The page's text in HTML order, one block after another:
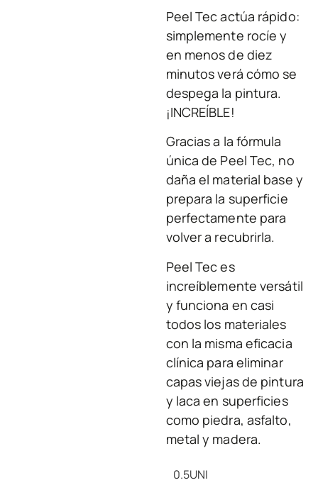
Peel Tec actúa rápido:
simplemente rocíe y
en menos de diez
minutos verá cómo se
despega la pintura.
¡INCREÍBLE!
Gracias a la fórmula
única de Peel Tec, no
daña el material base y
prepara la superficie
perfectamente para
volver a recubrirla.
Peel Tec es
increíblemente versátil
y funciona en casi
todos los materiales
con la misma eficacia
clínica para eliminar
capas viejas de pintura
y laca en superficies
como piedra, asfalto,
metal y madera.
0.5UNI